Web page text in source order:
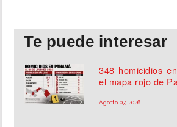
Te puede interesar
348 homicidios
el mapa rojo de
Agosto 07, 2026